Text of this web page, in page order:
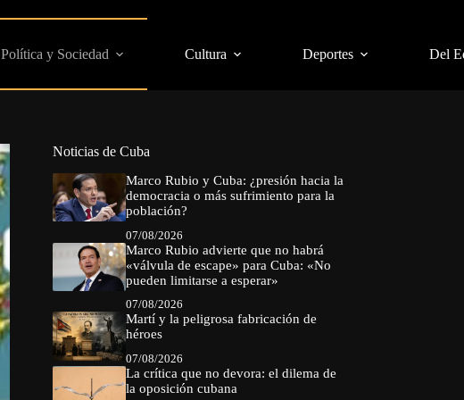
Política y Sociedad Cultura Deportes Del
Noticias de Cuba
Marco Rubio y Cuba: ¿presión hacia la
democracia o más sufrimiento para la
población?
07/08/2026
Marco Rubio advierte que no habrá
«válvula de escape» para Cuba: «No
pueden limitarse a esperar»
07/08/2026
Martí y la peligrosa fabricación de
héroes
07/08/2026
La crítica que no devora: el dilema de
la oposición cubana